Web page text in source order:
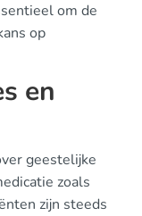
om de
op
en
geestelijke
zoals
zijn steeds